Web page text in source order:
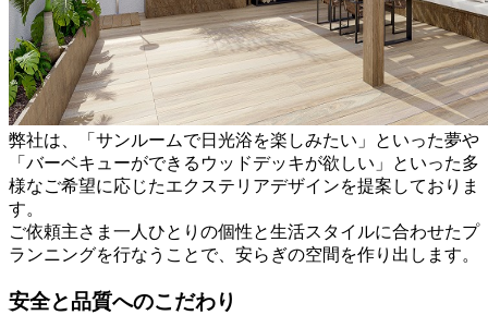
弊社は、「サンルームで日光浴を楽しみたい」といった夢や
「バーベキューができるウッドデッキが欲しい」といった多
様なご希望に応じたエクステリアデザインを提案しておりま
す。
ご依頼主さま一人ひとりの個性と生活スタイルに合わせたプ
ランニングを行なうことで、安らぎの空間を作り出します。
安全と品質へのこだわり